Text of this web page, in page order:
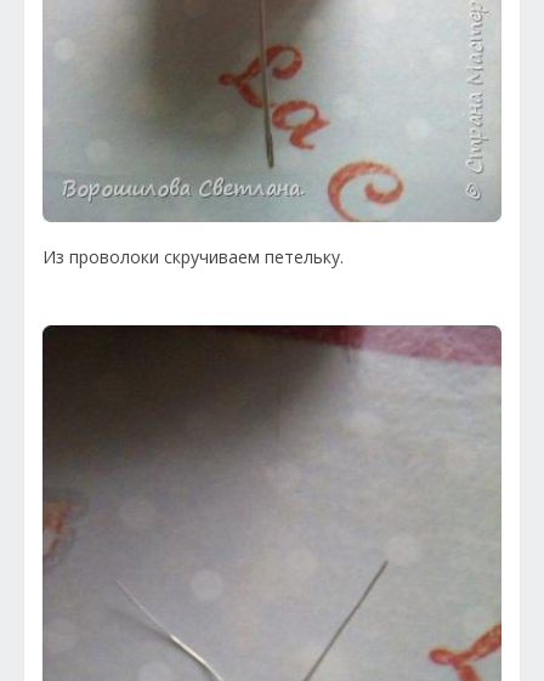
Из проволоки скручиваем петельку.